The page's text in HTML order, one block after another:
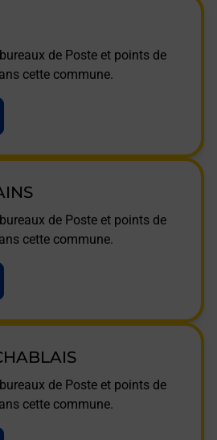
de Poste et points de
cette commune.
de Poste et points de
cette commune.
de Poste et points de
cette commune.